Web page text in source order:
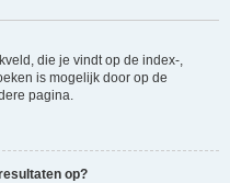
die je vindt op de index-,
is mogelijk door op de
pagina.
op?